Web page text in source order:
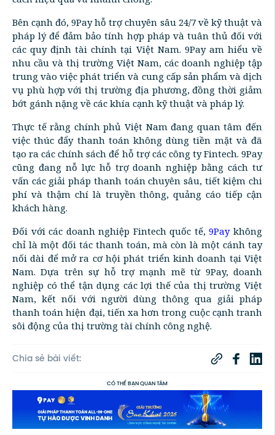
Bên cạnh đó, 9Pay hỗ trợ chuyên sâu 24/7 về kỹ thuật và
pháp lý để đảm bảo tính hợp pháp và tuân thủ đối với
các quy định tài chính tại Việt Nam. 9Pay am hiểu về
nhu cầu và thị trường Việt Nam, các doanh nghiệp tập
trung vào việc phát triển và cung cấp sản phẩm và dịch
vụ phù hợp với thị trường địa phương, đồng thời giảm
bớt gánh nặng về các khía cạnh kỹ thuật và pháp lý.
Thực tế rằng chính phủ Việt Nam đang quan tâm đến
việc thúc đẩy thanh toán không dùng tiền mặt và đã
tạo ra các chính sách để hỗ trợ các công ty Fintech. 9Pay
cũng đang nỗ lực hỗ trợ doanh nghiệp bằng cách tư
vấn các giải pháp thanh toán chuyên sâu, tiết kiệm chi
phí và thậm chí là truyền thông, quảng cáo tiếp cận
khách hàng.
Đối với các doanh nghiệp Fintech quốc tế,9Paykhông
chỉ là một đối tác thanh toán, mà còn là một cánh tay
nối dài để mở ra cơ hội phát triển kinh doanh tại Việt
Nam. Dựa trên sự hỗ trợ mạnh mẽ từ 9Pay, doanh
nghiệp có thể tận dụng các lợi thế của thị trường Việt
Nam, kết nối với người dùng thông qua giải pháp
thanh toán hiện đại, tiến xa hơn trong cuộc cạnh tranh
sôi động của thị trường tài chính công nghệ.
Chia sẻ bài viết:
CÓ THỂ BẠN QUAN TÂM